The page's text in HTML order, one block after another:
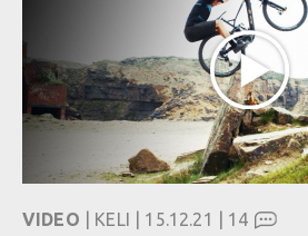
VIDEO | KELI | 15.12.21 | 14